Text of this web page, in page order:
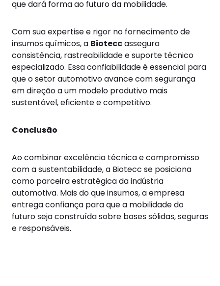
que dará forma ao futuro da mobilidade.
Com sua expertise e rigor no fornecimento de
insumos químicos, a Bioteccassegura
consistência, rastreabilidade e suporte técnico
especializado. Essa confiabilidade é essencial para
que o setor automotivo avance com segurança
em direção a um modelo produtivo mais
sustentável, eficiente e competitivo.
Conclusão
Ao combinar excelência técnica e compromisso
com a sustentabilidade, a Biotecc se posiciona
como parceira estratégica da indústria
automotiva. Mais do que insumos, a empresa
entrega confiança para que a mobilidade do
futuro seja construída sobre bases sólidas, seguras
e responsáveis.